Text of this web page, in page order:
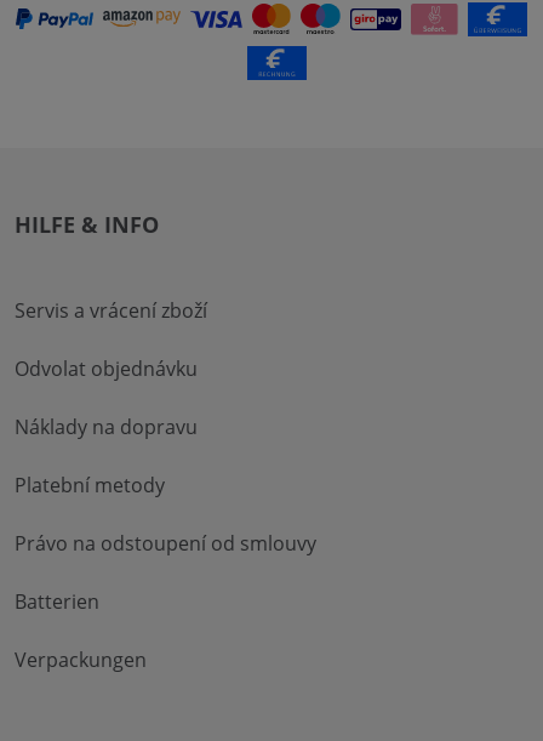
HILFE & INFO
Servis a vrácení zboží
Odvolat objednávku
Náklady na dopravu
Platební metody
Právo na odstoupení od smlouvy
Batterien
Verpackungen